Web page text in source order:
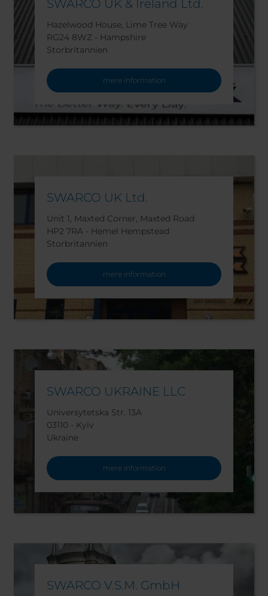
SWARCO UK & Ireland Ltd.
Hazelwood House, Lime Tree Way
RG24 8WZ - Hampshire
Storbritannien
mere information
SWARCO UK Ltd.
Unit 1, Maxted Corner, Maxted Road
HP2 7RA - Hemel Hempstead
Storbritannien
mere information
SWARCO UKRAINE LLC
Universytetska Str. 13A
03110 - Kyiv
Ukraine
mere information
SWARCO V.S.M. GmbH